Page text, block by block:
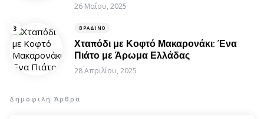
26 Μαΐου, 2025
ΒΡΑΔΙΝΌ
Χταπόδι με Κοφτό Μακαρονάκι: Ένα
Πιάτο με Άρωμα Ελλάδας
28 Απριλίου, 2025
Δημοφιλή Άρθρα